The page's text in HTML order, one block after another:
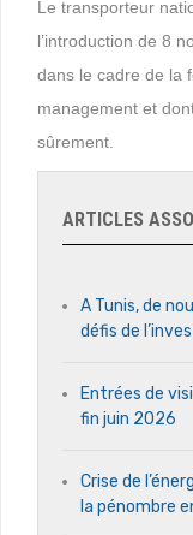
Le transporteur
l’introduction de 8
dans le cadre de la
management et
sûrement.
ARTICLES
A Tunis, de
défis de
Entrées de
fin juin 2026
Crise de
la pénombre